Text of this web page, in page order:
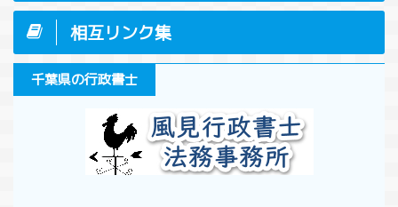
相互リンク集
千葉県の行政書士